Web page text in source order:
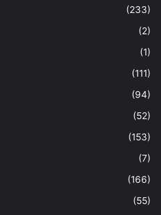
(233)
(2)
(1)
(111)
(94)
(52)
(153)
(7)
(166)
(55)